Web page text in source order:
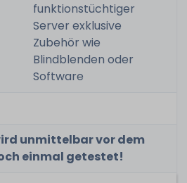
funktionstüchtiger
Server exklusive
Zubehör wie
Blindblenden oder
Software
unmittelbar vor dem
einmal getestet!